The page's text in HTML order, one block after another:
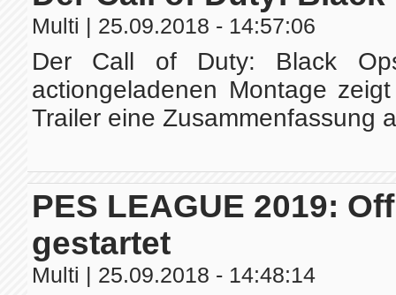
Multi | 25.09.2018 - 14:57:06
Der Call of Duty: Black
actiongeladenen Montage
Trailer eine Zusammenfassung
PES LEAGUE 2019:
gestartet
Multi | 25.09.2018 - 14:48:14